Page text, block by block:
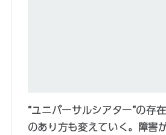
“ユニバーサルシアター”の存
のあり方も変えていく。障害